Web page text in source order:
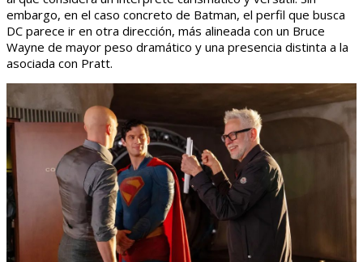
embargo, en el caso concreto de Batman, el perfil que busca
DC parece ir en otra dirección, más alineada con un Bruce
Wayne de mayor peso dramático y una presencia distinta a la
asociada con Pratt.